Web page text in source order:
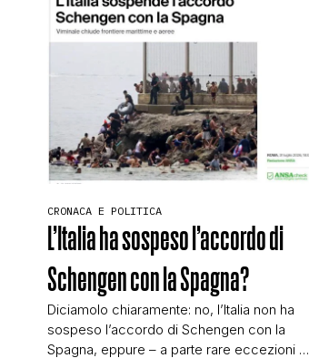
CRONACA E POLITICA
L’Italia ha sospeso l’accordo di
Schengen con la Spagna?
Diciamolo chiaramente: no, l’Italia non ha
sospeso l’accordo di Schengen con la
Spagna, eppure – a parte rare eccezioni – i